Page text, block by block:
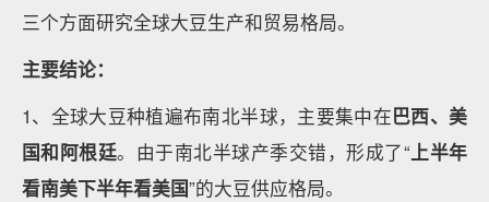
三个方面研究全球大豆生产和贸易格局。
主要结论：
1、全球大豆种植遍布南北半球，主要集中在巴西、美
国和阿根廷。由于南北半球产季交错，形成了“上半年
看南美下半年看美国”的大豆供应格局。